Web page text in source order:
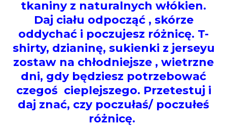
tkaniny z naturalnych włókien.
Daj ciału odpocząć , skórze
oddychać i poczujesz różnicę. T-
shirty, dzianinę, sukienki z jerseyu
zostaw na chłodniejsze , wietrzne
dni, gdy będziesz potrzebować
czegoś cieplejszego. Przetestuj i
daj znać, czy poczułaś/ poczułeś
różnicę.